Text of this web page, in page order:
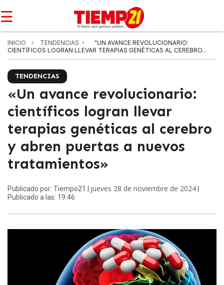
☰
INICIO TENDENCIAS
"UN AVANCE REVOLUCIONARIO:
CIENTÍFICOS LOGRAN LLEVAR TERAPIAS GENÉTICAS AL CEREBRO...
TENDENCIAS
«Un avance revolucionario:
científicos logran llevar
terapias genéticas al cerebro
y abren puertas a nuevos
tratamientos»
Publicado por: Tiempo21 | jueves 28 de noviembre de 2024
Publicado a las: 19:46